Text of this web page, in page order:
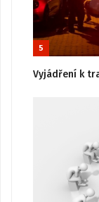
5
Vyjádření k